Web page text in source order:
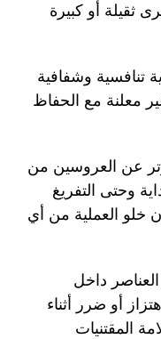
ثقيلة أو كبيرة
تنافسية وشفافية
معلنة مع الحفاظ
عن العروسين من
وحتى التفريغ
خلو العملية من أي
داخل
أو ضرر أثناء
المقتنيات